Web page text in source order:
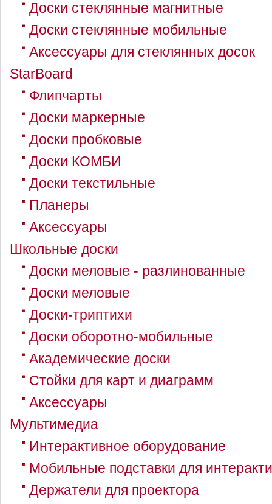
Доски стеклянные магнитные
Доски стеклянные мобильные
Аксессуары для стеклянных досок
StarBoard
Флипчарты
Доски маркерные
Доски пробковые
Доски КОМБИ
Доски текстильные
Планеры
Аксессуары
Школьные доски
Доски меловые - разлинованные
Доски меловые
Доски-триптихи
Доски оборотно-мобильные
Академические доски
Стойки для карт и диаграмм
Аксессуары
Мультимедиа
Интерактивное оборудование
Мобильные подставки для
Держатели для проектора